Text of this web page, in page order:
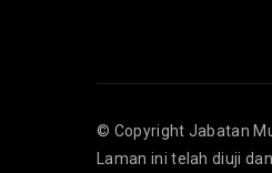
© Copyright Jabatan
Laman ini telah diuji